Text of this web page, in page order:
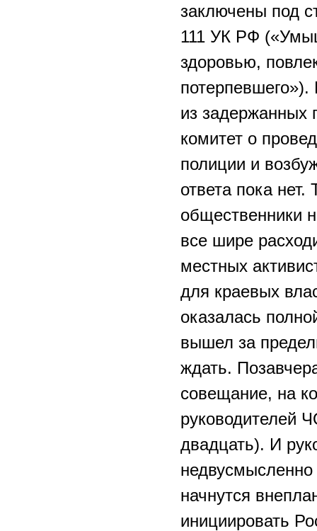
заключены под
111 УК РФ
здоровью,
из задержанных
комитет о
полиции и
ответа пока
общественники
все шире
местных
для краевых
оказалась
вышел за
ждать.
совещание, на
руководителей
двадцать). И
недвусмысленно
начнутся
инициировать